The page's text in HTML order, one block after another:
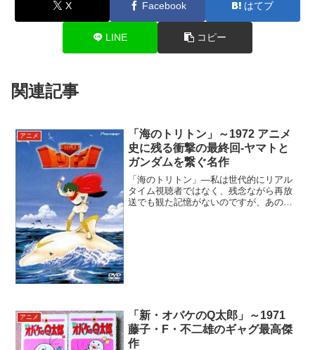
X Facebook はてブ
LINE コピー
関連記事
アニメ
「海のトリトン」～1972 アニメ
史に残る衝撃の最終回-ヤマトと
ガンダムを繋ぐ名作
「海のトリトン」―私は世代的にリアル
タイム視聴者ではなく、残念ながら再放
送でも観た記憶がないのですが、あの
アニメ
「新・オバケのQ太郎」～1971
藤子・F・不二雄のギャグ最高傑
作